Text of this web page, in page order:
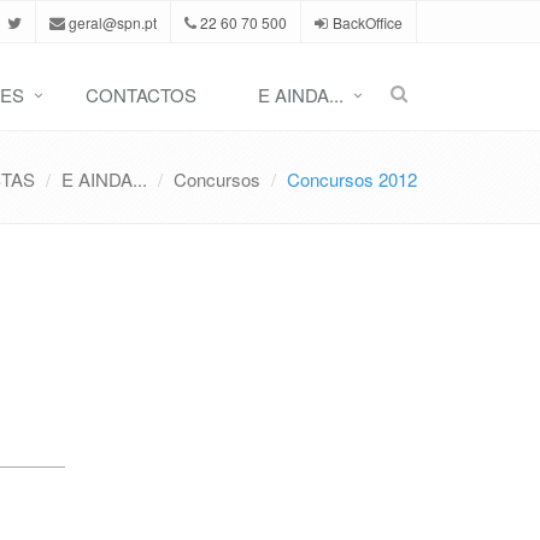
geral@spn.pt 22 60 70 500 BackOffice
CONTACTOS E AINDA...
E AINDA... Concursos Concursos 2012